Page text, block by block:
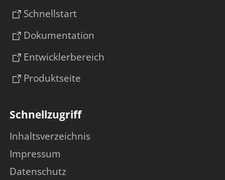
Schnellstart
Dokumentation
Entwicklerbereich
Produktseite
Schnellzugriff
Inhaltsverzeichnis
Impressum
Datenschutz